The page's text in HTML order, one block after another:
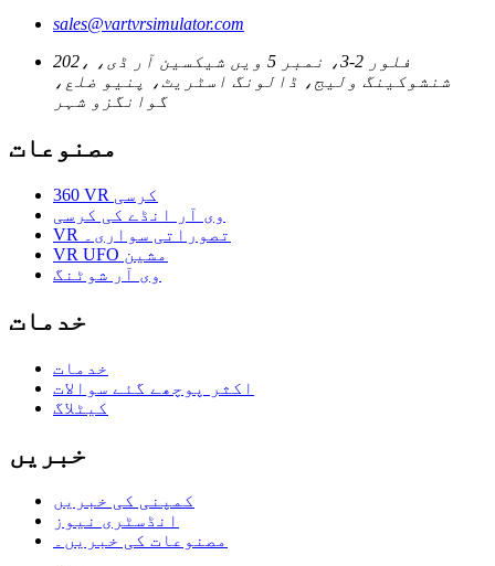
sales@vartvrsimulator.com
202، فلور 2-3، نمبر 5 ویں شیکسین آر ڈی،
شنشوکینگ ولیج، ڈالونگ اسٹریٹ، پنیو ضلع،
گوانگزو شہر
مصنوعات
360 VR کرسی
وی آر انڈے کی کرسی
VR تصوراتی سواری۔
VR UFO مشین
وی آر شوٹنگ
خدمات
خدمات
اکثر پوچھے گئے سوالات
کیٹلاگ
خبریں
کمپنی کی خبریں
انڈسٹری نیوز
مصنوعات کی خبریں۔